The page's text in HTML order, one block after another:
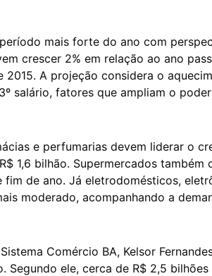
mais forte do ano com
crescer 2% em relação ao ano
2015. A projeção considera o
salário, fatores que ampliam o
e perfumarias devem liderar o
1,6 bilhão. Supermercados
de ano. Já eletrodomésticos,
moderado, acompanhando a
Comércio BA, Kelsor
Segundo ele, cerca de R$ 2,5